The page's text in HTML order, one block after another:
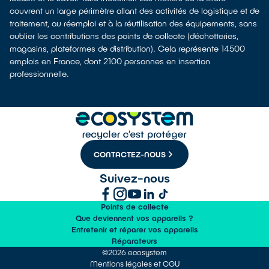
couvrent un large périmètre allant des activités de logistique et de
traitement, au réemploi et à la réutilisation des équipements, sans
oublier les contributions des points de collecte (déchetteries,
magasins, plateformes de distribution). Cela représente 14500
emplois en France, dont 2100 personnes en insertion
professionnelle.
CONTACTEZ-NOUS
Suivez-nous
Points de collecte
Que deviennent vos appareils ?
Entretenir et réparer vos appareils
Réparateurs
©2026 ecosystem
Mentions légales et CGU